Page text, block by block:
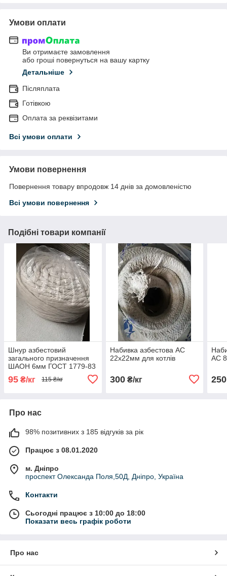
Умови оплати
Ви отримаєте замовлення
або гроші повернуться на вашу картку
Детальніше
Післяплата
Готівкою
Оплата за реквізитами
Всі умови оплати
Умови повернення
Повернення товару впродовж 14 днів за домовленістю
Всі умови повернення
Подібні товари компанії
Шнур азбестовий
загального призначення
ШАОН 6мм ГОСТ 1779-83
95 ₴/кг 115 ₴/кг
Набивка азбестова АС
22х22мм для котлів
300₴/кг
АС
250
Про нас
98% позитивних з 185 відгуків за рік
Працює з 08.01.2020
м. Дніпро
проспект Олександа Поля,50Д, Дніпро, Україна
Контакти
Сьогодні працює з 10:00 до 18:00
Показати весь графік роботи
Про нас